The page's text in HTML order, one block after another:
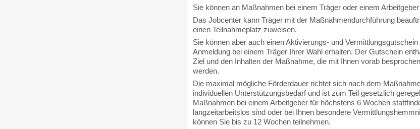
Sie können an Maßnahmen bei einem Träger oder einem
Das Jobcenter kann Träger mit der Maßnahmendurchführung
einen Teilnahmeplatz zuweisen.
Sie können aber auch einen Aktivierungs- und
Anmeldung bei einem Träger Ihrer Wahl erhalten. Der Gutschein
Ziel und den Inhalten der Maßnahme, die mit Ihnen vorab
werden.
Die maximal mögliche Förderdauer richtet sich nach dem
individuellen Unterstützungsbedarf und ist zum Teil gesetzlich
Maßnahmen bei einem Arbeitgeber für höchstens 6 Wochen
langzeitarbeitslos sind oder bei Ihnen besondere
können Sie bis zu 12 Wochen teilnehmen.